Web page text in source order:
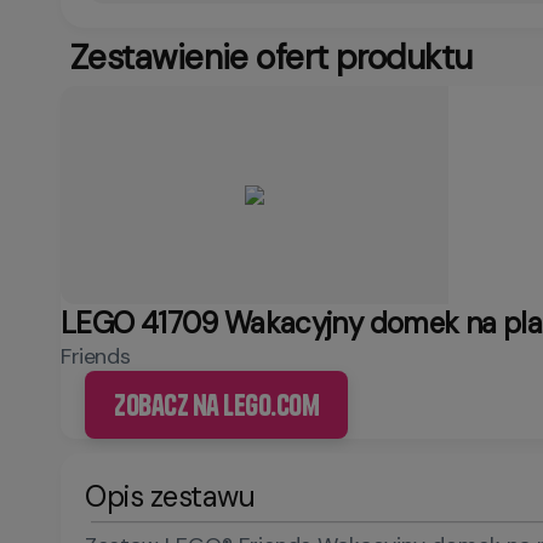
Zestawienie ofert produktu
LEGO 41709 Wakacyjny domek na
Friends
Zobacz na LEGO.com
Opis zestawu